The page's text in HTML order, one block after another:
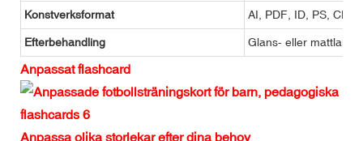
Konstverksformat AI, PDF, ID, PS, CDR
Efterbehandling Glans- eller
Anpassat flashcard
Anpassa olika storlekar efter dina behov